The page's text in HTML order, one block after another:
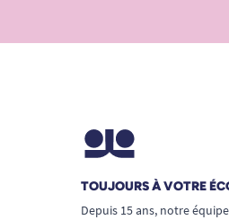
TOUJOURS À VOTRE
Depuis 15 ans, notre